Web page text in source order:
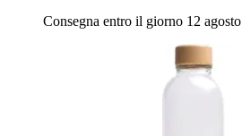
Consegna entro il giorno 12 agosto